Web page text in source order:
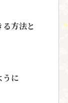
方法と
うに